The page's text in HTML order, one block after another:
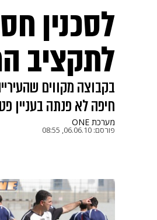
ויוה
לתקציב
בקבוצה מקווים
חיפה לא פנתה בעניין
מערכת ONE
פורסם: 06.06.10, 08:55